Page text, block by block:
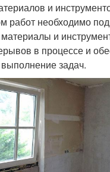
и
работ необходимо
и
в процессе и
задач.